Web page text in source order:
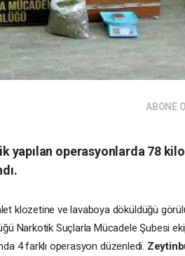
ABONE
yapılan operasyonlarda 78
klozetine ve lavaboya döküldüğü
Narkotik Suçlarla Mücadele Şubesi
4 farklı operasyon düzenledi.